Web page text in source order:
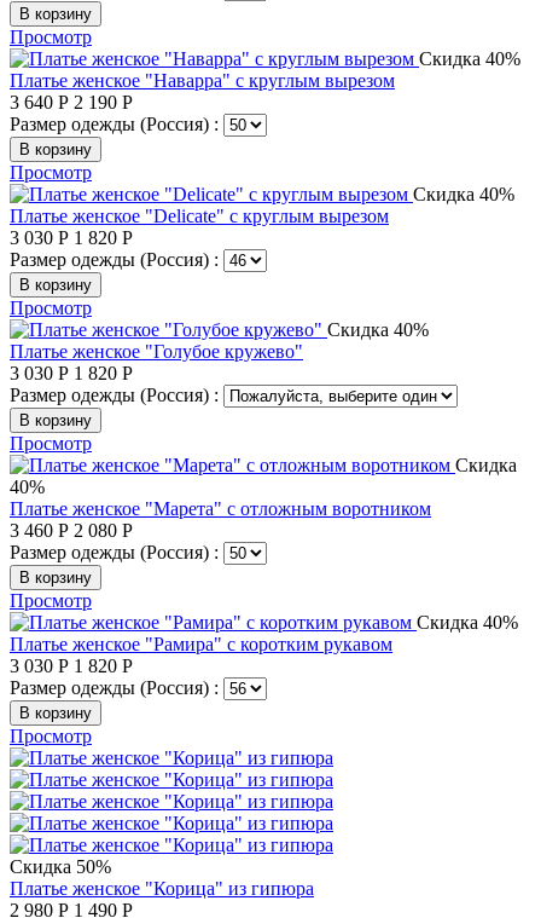
В корзину
Просмотр
Скидка 40%
Платье женское "Наварра" с круглым вырезом
3 640 Р 2 190 Р
Размер одежды (Россия) :
В корзину
Просмотр
Скидка 40%
Платье женское "Delicate" с круглым вырезом
3 030 Р 1 820 Р
Размер одежды (Россия) :
В корзину
Просмотр
Скидка 40%
Платье женское "Голубое кружево"
3 030 Р 1 820 Р
Размер одежды (Россия) :
В корзину
Просмотр
Скидка
40%
Платье женское "Марета" с отложным воротником
3 460 Р 2 080 Р
Размер одежды (Россия) :
В корзину
Просмотр
Скидка 40%
Платье женское "Рамира" с коротким рукавом
3 030 Р 1 820 Р
Размер одежды (Россия) :
В корзину
Просмотр
Скидка 50%
Платье женское "Корица" из гипюра
2 980 Р 1 490 Р